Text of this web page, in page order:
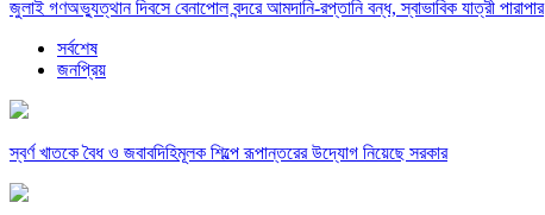
জুলাই গণঅভ্যুত্থান দিবসে বেনাপোল বন্দরে আমদানি-রপ্তানি বন্ধ, স্বাভাবিক যাত্রী পারাপার
সর্বশেষ
জনপ্রিয়
স্বর্ণ খাতকে বৈধ ও জবাবদিহিমূলক শিল্পে রূপান্তরের উদ্যোগ নিয়েছে সরকার